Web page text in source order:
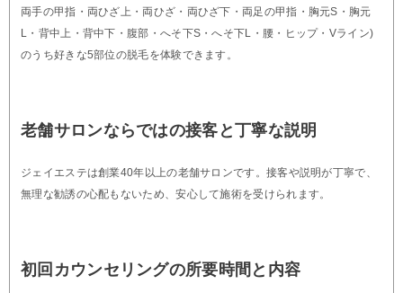
両手の甲指・両ひざ上・両ひざ・両ひざ下・両足の甲指・胸元S・胸元
L・背中上・背中下・腹部・へそ下S・へそ下L・腰・ヒップ・Vライン)
のうち好きな5部位の脱毛を体験できます。
老舗サロンならではの接客と丁寧な説明
ジェイエステは創業40年以上の老舗サロンです。接客や説明が丁寧で、
無理な勧誘の心配もないため、安心して施術を受けられます。
初回カウンセリングの所要時間と内容